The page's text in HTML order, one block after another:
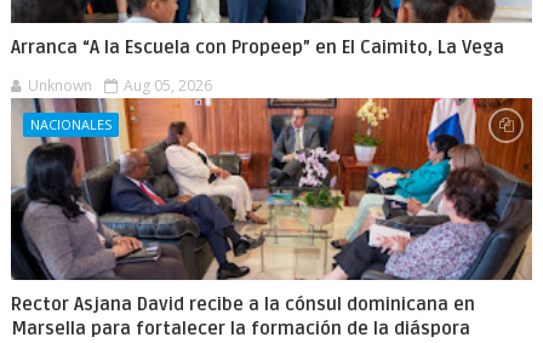
Arranca “A la Escuela con Propeep” en El Caimito, La Vega
Unknown Aug 05, 2026
NACIONALES
Rector Asjana David recibe a la cónsul dominicana en
Marsella para fortalecer la formación de la diáspora